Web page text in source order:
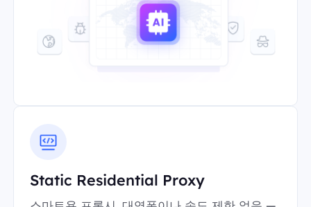
Static Residential Proxy